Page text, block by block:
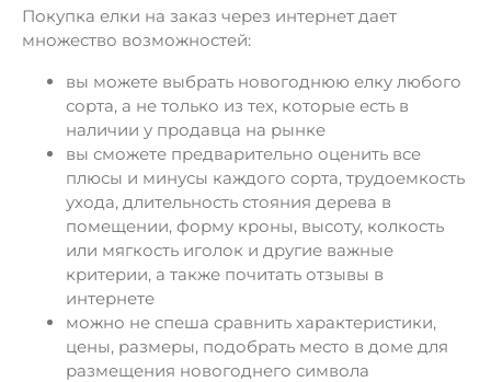
Покупка елки на заказ через интернет дает
множество возможностей:
вы можете выбрать новогоднюю елку любого
сорта, а не только из тех, которые есть в
наличии у продавца на рынке
вы сможете предварительно оценить все
плюсы и минусы каждого сорта, трудоемкость
ухода, длительность стояния дерева в
помещении, форму кроны, высоту, колкость
или мягкость иголок и другие важные
критерии, а также почитать отзывы в
интернете
можно не спеша сравнить характеристики,
цены, размеры, подобрать место в доме для
размещения новогоднего символа